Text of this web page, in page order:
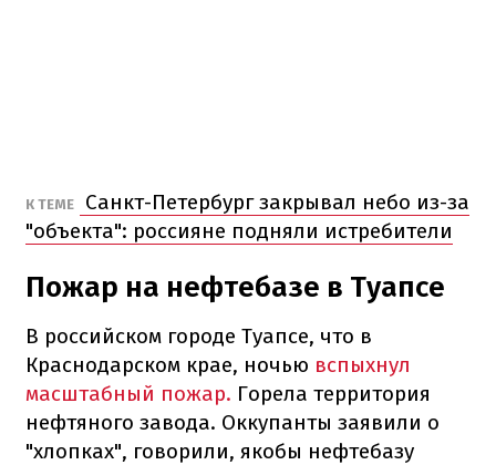
К ТЕМЕ
Санкт-Петербург закрывал небо из-за
"объекта": россияне подняли истребители
Пожар на нефтебазе в Туапсе
В российском городе Туапсе, что в
Краснодарском крае, ночью вспыхнул
масштабный пожар. Горела территория
нефтяного завода. Оккупанты заявили о
"хлопках", говорили, якобы нефтебазу